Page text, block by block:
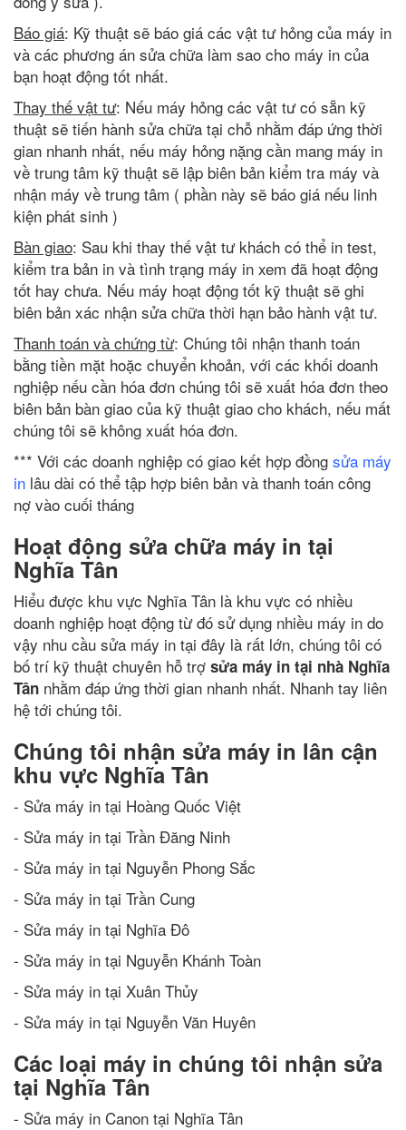
Báo giá: Kỹ thuật sẽ báo giá các vật tư hỏng của máy in
và các phương án sửa chữa làm sao cho máy in của
bạn hoạt động tốt nhất.
Thay thế vật tư: Nếu máy hỏng các vật tư có sẵn kỹ
thuật sẽ tiến hành sửa chữa tại chỗ nhằm đáp ứng thời
gian nhanh nhất, nếu máy hỏng nặng cần mang máy in
về trung tâm kỹ thuật sẽ lập biên bản kiểm tra máy và
nhận máy về trung tâm ( phần này sẽ báo giá nếu linh
kiện phát sinh )
Bàn giao: Sau khi thay thế vật tư khách có thể in test,
kiểm tra bản in và tình trạng máy in xem đã hoạt động
tốt hay chưa. Nếu máy hoạt động tốt kỹ thuật sẽ ghi
biên bản xác nhận sửa chữa thời hạn bảo hành vật tư.
Thanh toán và chứng từ: Chúng tôi nhận thanh toán
bằng tiền mặt hoặc chuyển khoản, với các khối doanh
nghiệp nếu cần hóa đơn chúng tôi sẽ xuất hóa đơn theo
biên bản bàn giao của kỹ thuật giao cho khách, nếu mất
chúng tôi sẽ không xuất hóa đơn.
*** Với các doanh nghiệp có giao kết hợp đồng sửa máy
in lâu dài có thể tập hợp biên bản và thanh toán công
nợ vào cuối tháng
Hoạt động sửa chữa máy in tại
Nghĩa Tân
Hiểu được khu vực Nghĩa Tân là khu vực có nhiều
doanh nghiệp hoạt động từ đó sử dụng nhiều máy in do
vậy nhu cầu sửa máy in tại đây là rất lớn, chúng tôi có
bố trí kỹ thuật chuyên hỗ trợ sửa máy in tại nhà Nghĩa
Tân nhằm đáp ứng thời gian nhanh nhất. Nhanh tay liên
hệ tới chúng tôi.
Chúng tôi nhận sửa máy in lân cận
khu vực Nghĩa Tân
- Sửa máy in tại Hoàng Quốc Việt
- Sửa máy in tại Trần Đăng Ninh
- Sửa máy in tại Nguyễn Phong Sắc
- Sửa máy in tại Trần Cung
- Sửa máy in tại Nghĩa Đô
- Sửa máy in tại Nguyễn Khánh Toàn
- Sửa máy in tại Xuân Thủy
- Sửa máy in tại Nguyễn Văn Huyên
Các loại máy in chúng tôi nhận sửa
tại Nghĩa Tân
- Sửa máy in Canon tại Nghĩa Tân